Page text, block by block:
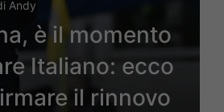
Andy
è il momento
Italiano: ecco
il rinnovo